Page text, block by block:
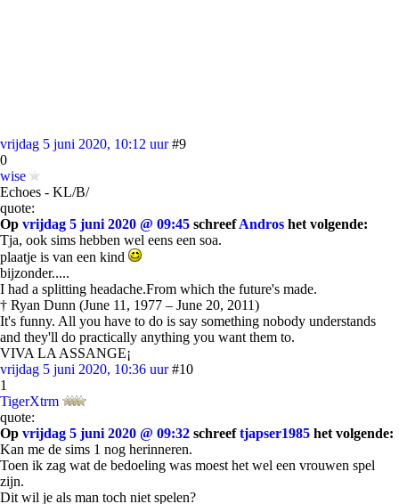
vrijdag 5 juni 2020, 10:12 uur #9
0
wise
Echoes - KL/B/
quote:
Op vrijdag 5 juni 2020 @ 09:45 schreefAndros het volgende:
Tja, ook sims hebben wel eens een soa.
plaatje is van een kind
bijzonder.....
I had a splitting headache.From which the future's made.
† Ryan Dunn (June 11, 1977 – June 20, 2011)
It's funny. All you have to do is say something nobody understands
and they'll do practically anything you want them to.
VIVA LA ASSANGE¡
vrijdag 5 juni 2020, 10:36 uur #10
1
TigerXtrm
quote:
Op vrijdag 5 juni 2020 @ 09:32 schreeftjapser1985 het volgende:
Kan me de sims 1 nog herinneren.
Toen ik zag wat de bedoeling was moest het wel een vrouwen spel
zijn.
Dit wil je als man toch niet spelen?